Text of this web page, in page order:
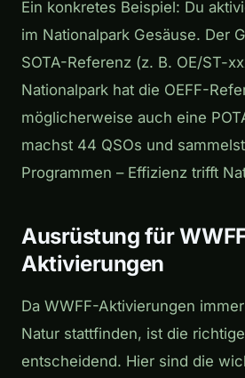
Ein konkretes Beispiel: Du
im Nationalpark Gesäuse. Der
SOTA-Referenz (z. B. OE/ST-
Nationalpark hat die OEFF-
möglicherweise auch eine
machst 44 QSOs und
Programmen – Effizienz trifft
Ausrüstung für
Aktivierungen
Da WWFF-Aktivierungen
Natur stattfinden, ist die
entscheidend. Hier sind die